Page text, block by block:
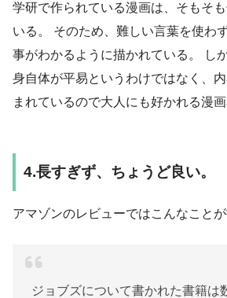
学研で作られている漫画は、そもそ
いる。 そのため、難しい言葉を使わ
事がわかるように描かれている。 し
身自体が平易というわけではなく、
まれているので大人にも好かれる漫画
4.長すぎず、ちょうど良い。
アマゾンのレビューではこんなことが
ジョブズについて書かれた書籍は